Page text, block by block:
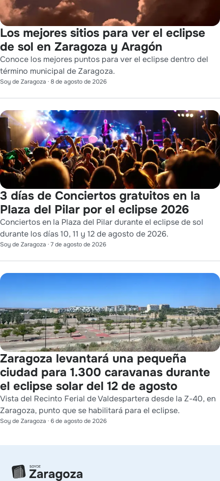
Los mejores sitios para ver el eclipse
de sol en Zaragoza y Aragón
Conoce los mejores puntos para ver el eclipse dentro del
término municipal de Zaragoza.
Soy de Zaragoza · 8 de agosto de 2026
3 días de Conciertos gratuitos en la
Plaza del Pilar por el eclipse 2026
Conciertos en la Plaza del Pilar durante el eclipse de sol
durante los días 10, 11 y 12 de agosto de 2026.
Soy de Zaragoza · 7 de agosto de 2026
Zaragoza levantará una pequeña
ciudad para 1.300 caravanas durante
el eclipse solar del 12 de agosto
Vista del Recinto Ferial de Valdespartera desde la Z-40, en
Zaragoza, punto que se habilitará para el eclipse.
Soy de Zaragoza · 6 de agosto de 2026